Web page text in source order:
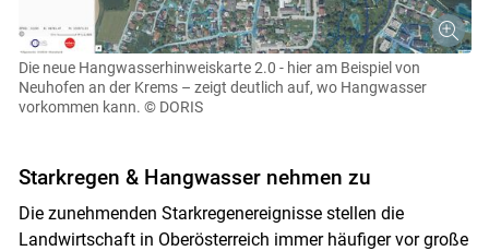
Die neue Hangwasserhinweiskarte 2.0 - hier am Beispiel von
Neuhofen an der Krems – zeigt deutlich auf, wo Hangwasser
vorkommen kann. © DORIS
Starkregen & Hangwasser nehmen zu
Die zunehmenden Starkregenereignisse stellen die
Landwirtschaft in Oberösterreich immer häufiger vor große